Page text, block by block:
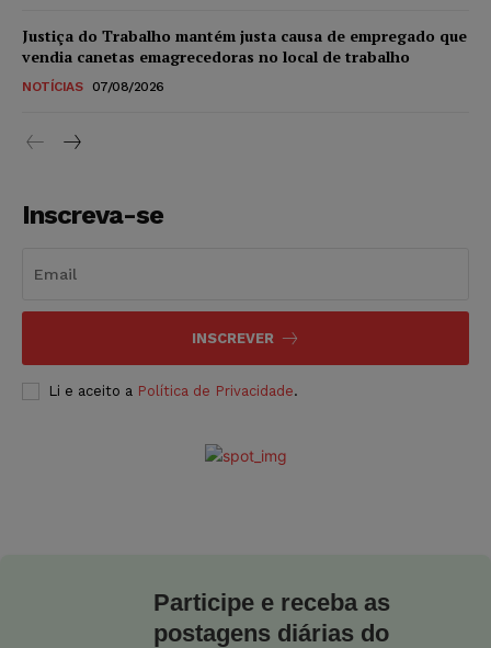
Justiça do Trabalho mantém justa causa de empregado que
vendia canetas emagrecedoras no local de trabalho
NOTÍCIAS 07/08/2026
Inscreva-se
INSCREVER
Li e aceito a Política de Privacidade.
Participe e receba as
postagens diárias do